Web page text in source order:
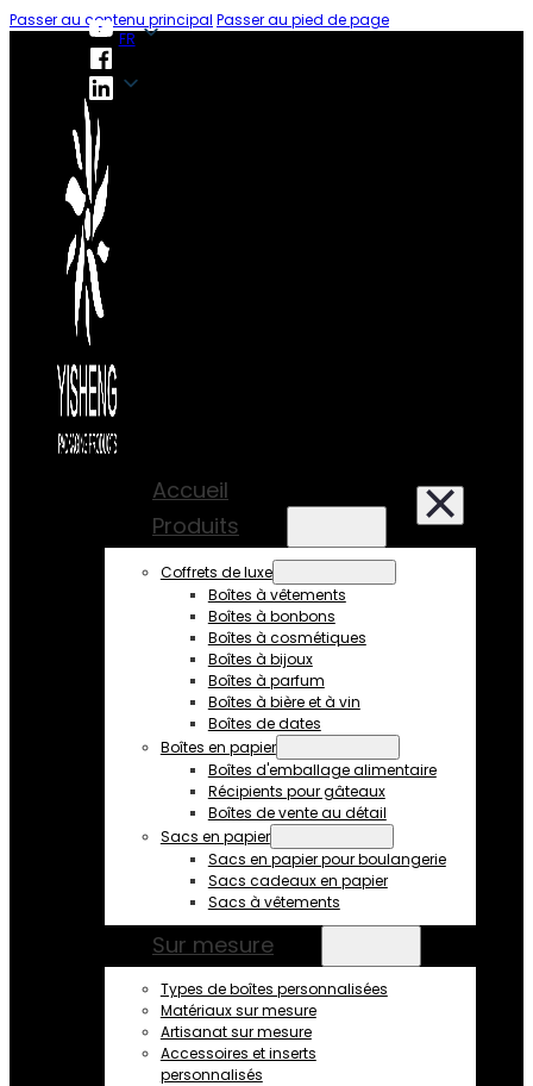
Passer au contenu principal Passer au pied de page
FR
Accueil
Produits
Coffrets de luxe
Boîtes à vêtements
Boîtes à bonbons
Boîtes à cosmétiques
Boîtes à bijoux
Boîtes à parfum
Boîtes à bière et à vin
Boîtes de dates
Boîtes en papier
Boîtes d'emballage alimentaire
Récipients pour gâteaux
Boîtes de vente au détail
Sacs en papier
Sacs en papier pour boulangerie
Sacs cadeaux en papier
Sacs à vêtements
Sur mesure
Types de boîtes personnalisées
Matériaux sur mesure
Artisanat sur mesure
Accessoires et inserts
personnalisés